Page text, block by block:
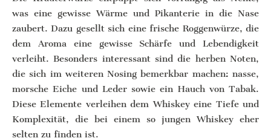
was eine gewisse Wärme und Pikanterie in die Nase
zaubert. Dazu gesellt sich eine frische Roggenwürze, die
dem Aroma eine gewisse Schärfe und Lebendigkeit
verleiht. Besonders interessant sind die herben Noten,
die sich im weiteren Nosing bemerkbar machen: nasse,
morsche Eiche und Leder sowie ein Hauch von Tabak.
Diese Elemente verleihen dem Whiskey eine Tiefe und
Komplexität, die bei einem so jungen Whiskey eher
selten zu finden ist.